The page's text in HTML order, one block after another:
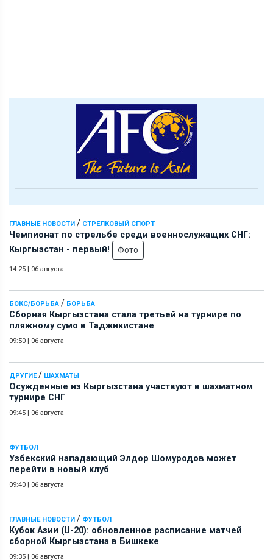
ГЛАВНЫЕ НОВОСТИ / СТРЕЛКОВЫЙ СПОРТ
Чемпионат по стрельбе среди военнослужащих СНГ:
Кыргызстан - первый!
Фото
14:25 | 06 августа
БОКС/БОРЬБА / БОРЬБА
Сборная Кыргызстана стала третьей на турнире по
пляжному сумо в Таджикистане
09:50 | 06 августа
ДРУГИЕ/ ШАХМАТЫ
Осужденные из Кыргызстана участвуют в шахматном
турнире СНГ
09:45 | 06 августа
ФУТБОЛ
Узбекский нападающий Элдор Шомуродов может
перейти в новый клуб
09:40 | 06 августа
ГЛАВНЫЕ НОВОСТИ / ФУТБОЛ
Кубок Азии (U-20): обновленное расписание матчей
сборной Кыргызстана в Бишкеке
09:35 | 06 августа